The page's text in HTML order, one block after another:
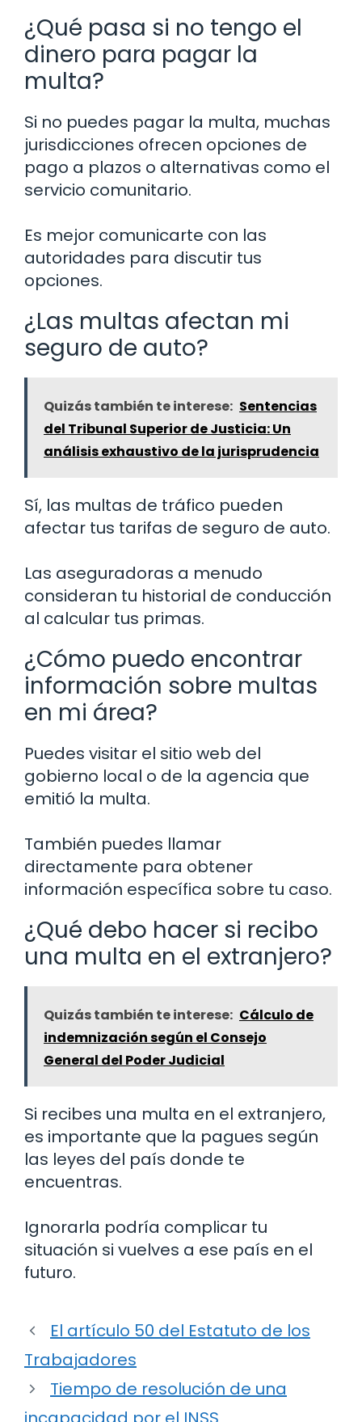
¿Qué pasa si no tengo el
dinero para pagar la
multa?
Si no puedes pagar la multa, muchas
jurisdicciones ofrecen opciones de
pago a plazos o alternativas como el
servicio comunitario.
Es mejor comunicarte con las
autoridades para discutir tus
opciones.
¿Las multas afectan mi
seguro de auto?
Quizás también te interese: Sentencias
del Tribunal Superior de Justicia: Un
análisis exhaustivo de la jurisprudencia
Sí, las multas de tráfico pueden
afectar tus tarifas de seguro de auto.
Las aseguradoras a menudo
consideran tu historial de conducción
al calcular tus primas.
¿Cómo puedo encontrar
información sobre multas
en mi área?
Puedes visitar el sitio web del
gobierno local o de la agencia que
emitió la multa.
También puedes llamar
directamente para obtener
información específica sobre tu caso.
¿Qué debo hacer si recibo
una multa en el extranjero?
Quizás también te interese: Cálculo de
indemnización según el Consejo
General del Poder Judicial
Si recibes una multa en el extranjero,
es importante que la pagues según
las leyes del país donde te
encuentras.
Ignorarla podría complicar tu
situación si vuelves a ese país en el
futuro.
El artículo 50 del Estatuto de los
Trabajadores
Tiempo de resolución de una